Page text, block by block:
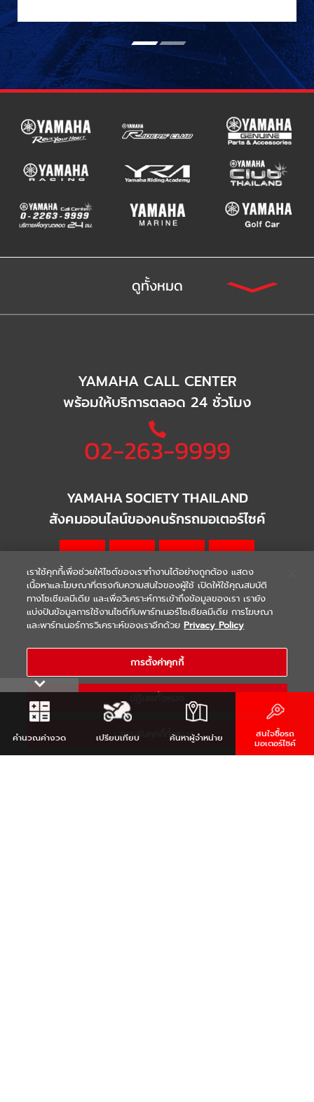
ดูทั้งหมด
YAMAHA CALL CENTER
พร้อมให้บริการตลอด 24 ชั่วโมง
02-263-9999
YAMAHA SOCIETY THAILAND
สังคมออนไลน์ของคนรักรถมอเตอร์ไซค์
WARRANTY | Terms & Conditions
COPYRIGHT 2021 THAI YAMAHA MOTOR CO.,LTD. ALL RIGHTS
RESERVED
คำนวณค่างวด เปรียบเทียบ ค้นหาผู้จำหน่าย สนใจซื้อรถ
มอเตอร์ไซค์
เราใช้คุกกี้เพื่อช่วยให้ไซต์ของเราทำงานได้อย่างถูกต้อง แสดง
เนื้อหาและโฆษณาที่ตรงกับความสนใจของผู้ใช้ เปิดให้ใช้คุณสมบัติ
ทางโซเชียลมีเดีย และเพื่อวิเคราะห์การเข้าถึงข้อมูลของเรา เรายัง
แบ่งปันข้อมูลการใช้งานไซต์กับพาร์ทเนอร์โซเชียลมีเดีย การโฆษณา
และพาร์ทเนอร์การวิเคราะห์ของเราอีกด้วย Privacy Policy
การตั้งค่าคุกกี้
ยอมรับคุกกี้ทั้งหมด